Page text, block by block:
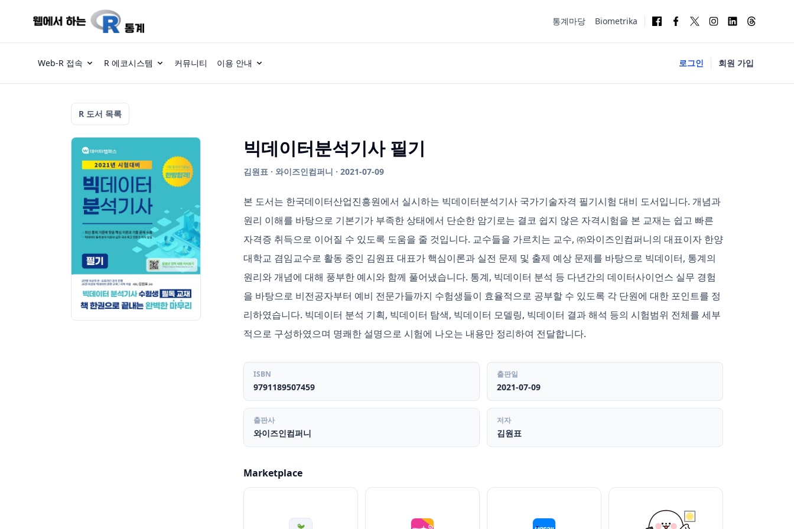
통계마당 Biometrika
Web-R 접속 R 에코시스템 커뮤니티 이용 안내 로그인 회원 가입
R 도서 목록
빅데이터분석기사 필기
김원표 · 와이즈인컴퍼니 · 2021-07-09
본 도서는 한국데이터산업진흥원에서 실시하는 빅데이터분석기사 국가기술자격 필기시험 대비 도서입니다. 개념과
원리 이해를 바탕으로 기본기가 부족한 상태에서 단순한 암기로는 결코 쉽지 않은 자격시험을 본 교재는 쉽고 빠른
자격증 취득으로 이어질 수 있도록 도움을 줄 것입니다. 교수들을 가르치는 교수, ㈜와이즈인컴퍼니의 대표이자 한양
대학교 겸임교수로 활동 중인 김원표 대표가 핵심이론과 실전 문제 및 출제 예상 문제를 바탕으로 빅데이터, 통계의
원리와 개념에 대해 풍부한 예시와 함께 풀어냈습니다. 통계, 빅데이터 분석 등 다년간의 데이터사이언스 실무 경험
을 바탕으로 비전공자부터 예비 전문가들까지 수험생들이 효율적으로 공부할 수 있도록 각 단원에 대한 포인트를 정
리하였습니다. 빅데이터 분석 기획, 빅데이터 탐색, 빅데이터 모델링, 빅데이터 결과 해석 등의 시험범위 전체를 세부
적으로 구성하였으며 명쾌한 설명으로 시험에 나오는 내용만 정리하여 전달합니다.
ISBN
9791189507459
출판일
2021-07-09
출판사
와이즈인컴퍼니
저자
김원표
Marketplace